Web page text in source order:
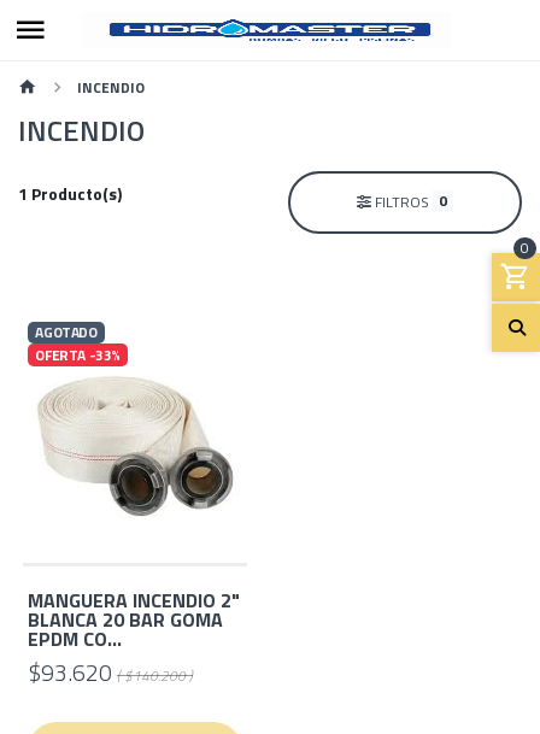
0
INCENDIO
INCENDIO
1 Producto(s) FILTROS 0
AGOTADO
OFERTA -33%
MANGUERA INCENDIO 2"
BLANCA 20 BAR GOMA
EPDM CO...
$93.620 ( $140.200 )